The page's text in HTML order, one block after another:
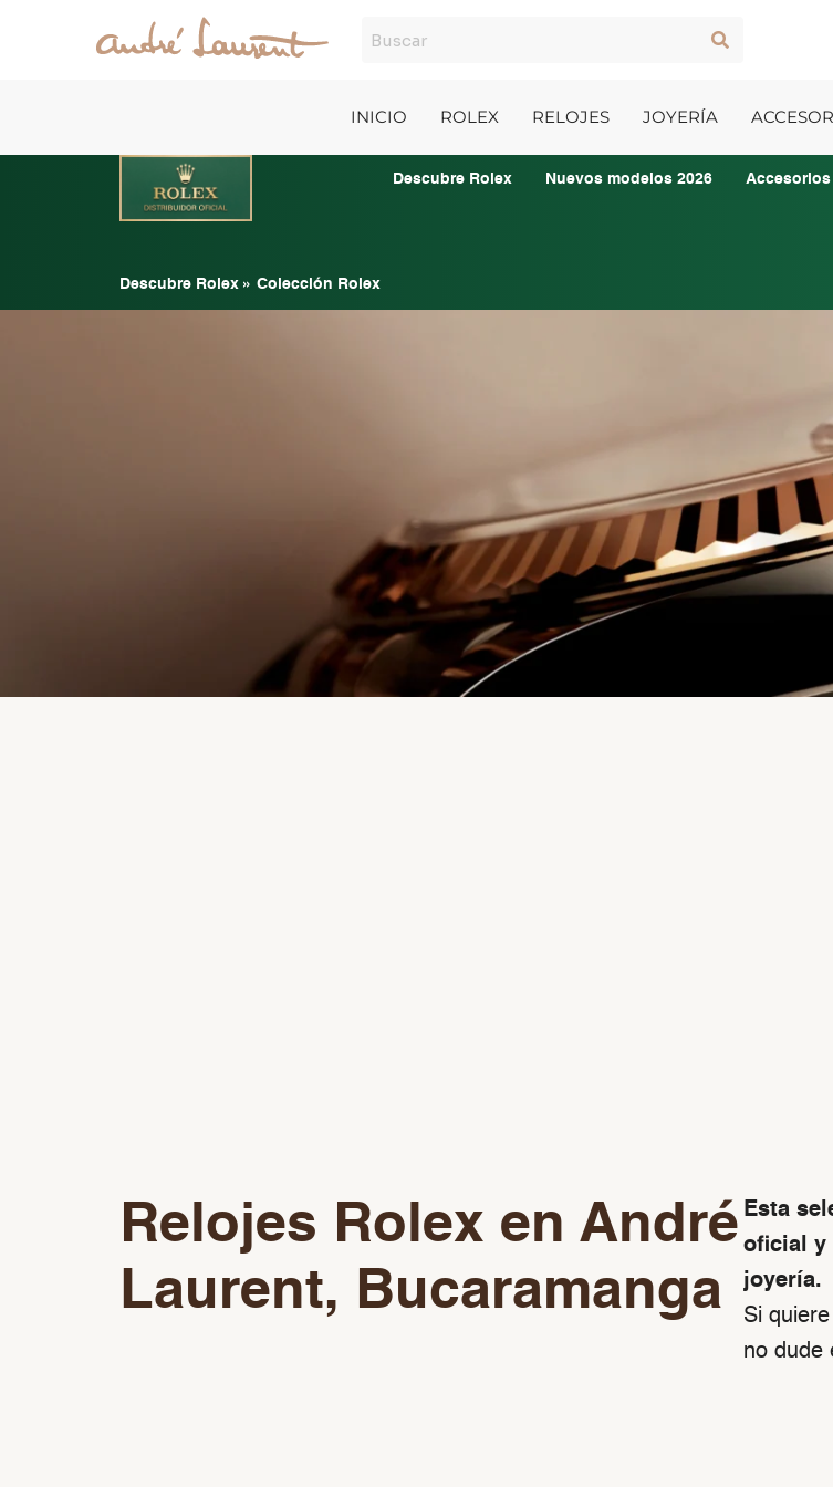
INICIO ROLEX RELOJES JOYERÍA
Descubre Rolex Nuevos modelos 2026 Accesorios
Descubre Rolex» Colección Rolex
Relojes Rolex en André
Laurent, Bucaramanga
Esta
oficial y
joyería.
Si
no dude